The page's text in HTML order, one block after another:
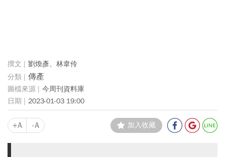
劉煥彥、林韋伶
傳產
今周刊資料庫
2023-01-03 19:00
+A -A 加入收藏